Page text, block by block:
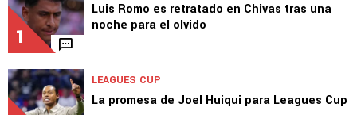
1
Luis Romo es retratado en Chivas tras una
noche para el olvido
LEAGUES CUP
La promesa de Joel Huiqui para Leagues Cup